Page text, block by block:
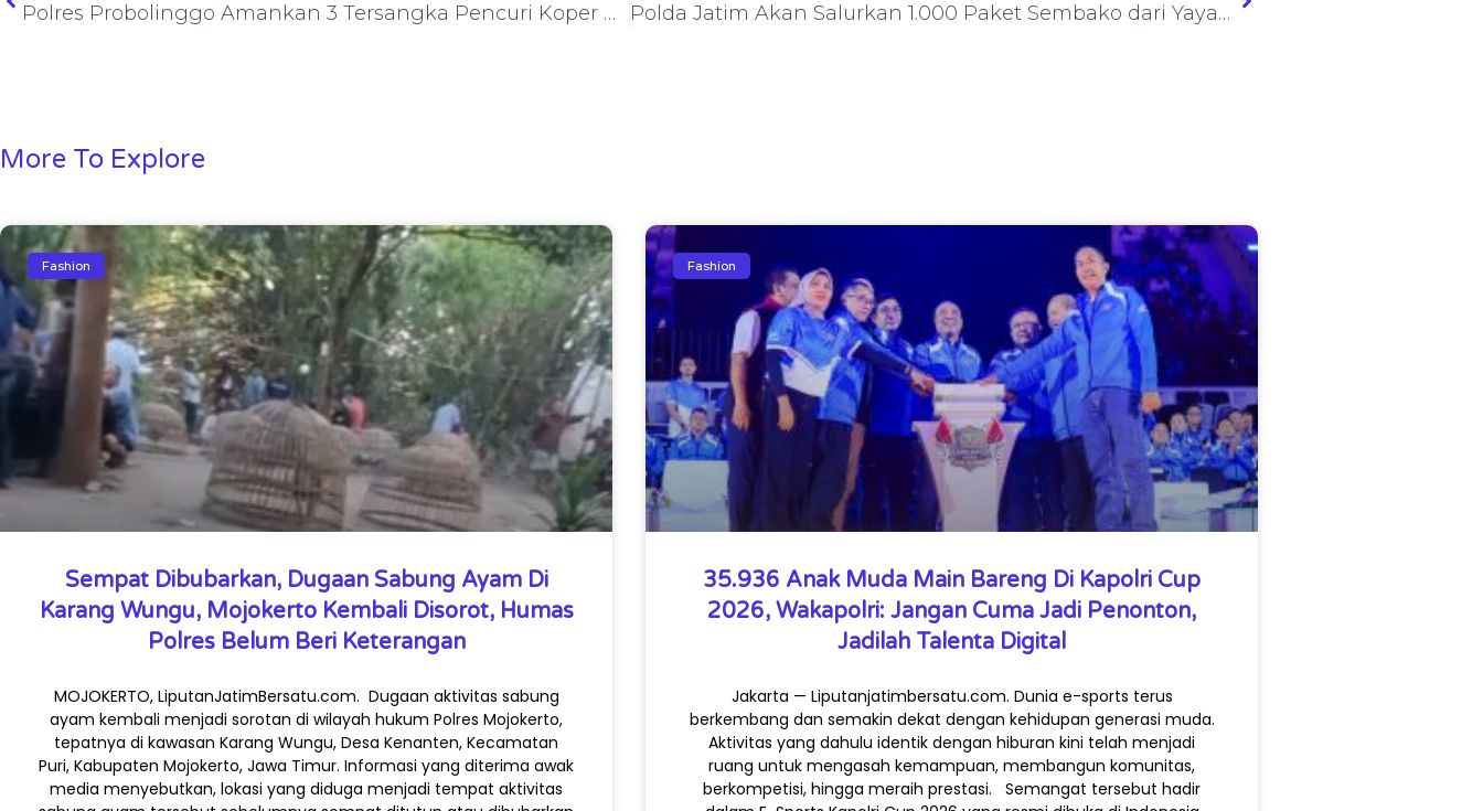
Polres Probolinggo Amankan 3 Tersangka Pencuri Koper Milik Wisatawan Asal Thailand di Gunung Bromo Polda Jatim Akan Salurkan 1.000 Paket Sembako dari Yayasan Bakti Persatuan di Momen Imlek dan Ramadan
More To Explore
Fashion
Sempat Dibubarkan, Dugaan Sabung Ayam Di
Karang Wungu, Mojokerto Kembali Disorot, Humas
Polres Belum Beri Keterangan
MOJOKERTO, LiputanJatimBersatu.com. Dugaan aktivitas sabung
ayam kembali menjadi sorotan di wilayah hukum Polres Mojokerto,
tepatnya di kawasan Karang Wungu, Desa Kenanten, Kecamatan
Puri, Kabupaten Mojokerto, Jawa Timur. Informasi yang diterima awak
media menyebutkan, lokasi yang diduga menjadi tempat aktivitas
Fashion
35.936 Anak Muda Main Bareng Di Kapolri Cup
2026, Wakapolri: Jangan Cuma Jadi Penonton,
Jadilah Talenta Digital
Jakarta — Liputanjatimbersatu.com. Dunia e-sports terus
berkembang dan semakin dekat dengan kehidupan generasi muda.
Aktivitas yang dahulu identik dengan hiburan kini telah menjadi
ruang untuk mengasah kemampuan, membangun komunitas,
berkompetisi, hingga meraih prestasi. Semangat tersebut hadir